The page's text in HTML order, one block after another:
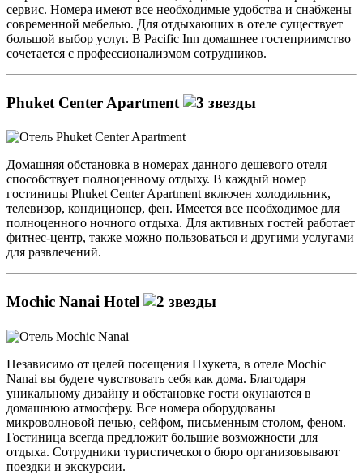
сервис. Номера имеют все необходимые удобства и снабжены
современной мебелью. Для отдыхающих в отеле существует
большой выбор услуг. В Pacific Inn домашнее гостеприимство
сочетается с профессионализмом сотрудников.
Phuket Center Apartment
Домашняя обстановка в номерах данного дешевого отеля
способствует полноценному отдыху. В каждый номер
гостиницы Phuket Center Apartment включен холодильник,
телевизор, кондиционер, фен. Имеется все необходимое для
полноценного ночного отдыха. Для активных гостей работает
фитнес-центр, также можно пользоваться и другими услугами
для развлечений.
Mochic Nanai Hotel
Независимо от целей посещения Пхукета, в отеле Mochic
Nanai вы будете чувствовать себя как дома. Благодаря
уникальному дизайну и обстановке гости окунаются в
домашнюю атмосферу. Все номера оборудованы
микроволновой печью, сейфом, письменным столом, феном.
Гостиница всегда предложит большие возможности для
отдыха. Сотрудники туристического бюро организовывают
поездки и экскурсии.